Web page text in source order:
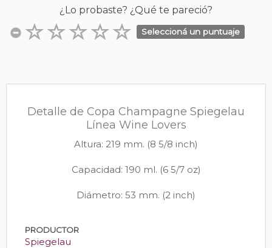
¿Lo probaste? ¿Qué te pareció?
Seleccioná un puntuaje
Detalle de Copa Champagne Spiegelau
Línea Wine Lovers
Altura: 219 mm. (8 5/8 inch)
Capacidad: 190 ml. (6 5/7 oz)
Diámetro: 53 mm. (2 inch)
PRODUCTOR
Spiegelau